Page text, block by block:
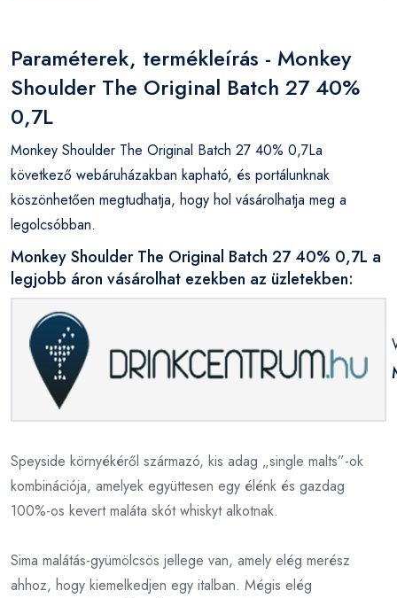
Paraméterek, termékleírás - Monkey
Shoulder The Original Batch 27 40%
0,7L
Monkey Shoulder The Original Batch 27 40% 0,7La
következő webáruházakban kapható, és portálunknak
köszönhetően megtudhatja, hogy hol vásárolhatja meg a
legolcsóbban.
Monkey Shoulder The Original Batch 27 40% 0,7L a
legjobb áron vásárolhat ezekben az üzletekben:
Speyside környékéről származó, kis adag „single malts”-ok
kombinációja, amelyek együttesen egy élénk és gazdag
100%-os kevert maláta skót whiskyt alkotnak.
Sima malátás-gyümölcsös jellege van, amely elég merész
ahhoz, hogy kiemelkedjen egy italban. Mégis elég